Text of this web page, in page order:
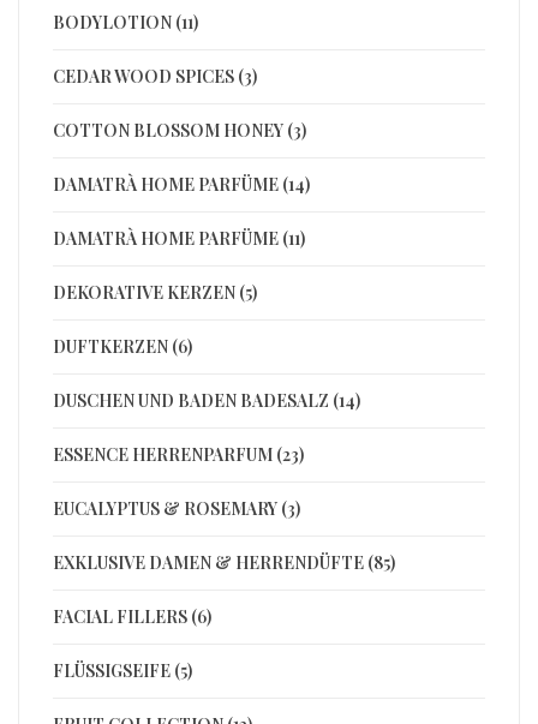
BODYLOTION (11)
CEDAR WOOD SPICES (3)
COTTON BLOSSOM HONEY (3)
DAMATRÀ HOME PARFÜME (14)
DAMATRÀ HOME PARFÜME (11)
DEKORATIVE KERZEN (5)
DUFTKERZEN (6)
DUSCHEN UND BADEN BADESALZ (14)
ESSENCE HERRENPARFUM (23)
EUCALYPTUS & ROSEMARY (3)
EXKLUSIVE DAMEN & HERRENDÜFTE (85)
FACIAL FILLERS (6)
FLÜSSIGSEIFE (5)